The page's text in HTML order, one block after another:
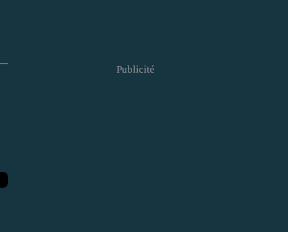
Publicité